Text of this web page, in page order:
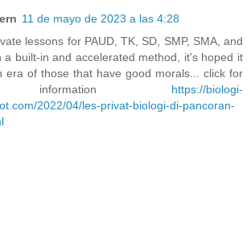
11 de mayo de 2023 a las 4:28
lessons for PAUD, TK, SD, SMP, SMA, and
a built-in and accelerated method, it's hoped it
era of those that have good morals... click for
information https://biologi-
2022/04/les-privat-biologi-di-pancoran-